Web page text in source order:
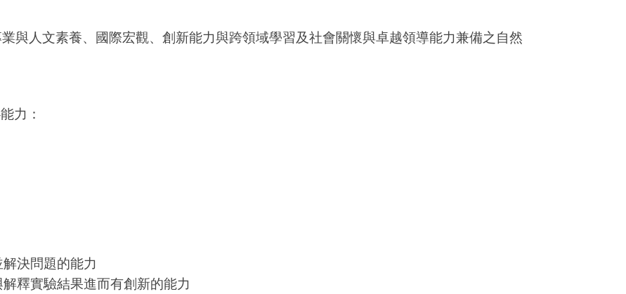
與人文素養、國際宏觀、創新能力與跨領域學習及社會關懷與卓越領導能力兼備之自然
力：
決問題的能力
釋實驗結果進而有創新的能力